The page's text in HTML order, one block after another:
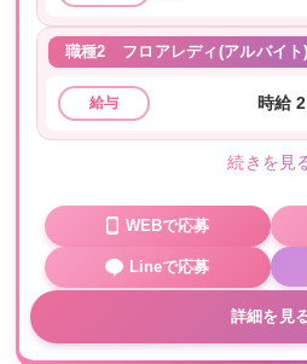
職種2 フロアレディ(アルバイト)
給与 時給
続きを見
WEBで応募
Lineで応募
詳細を見